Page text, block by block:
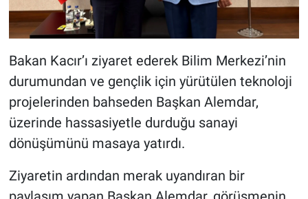
Bakan Kacır’ı ziyaret ederek Bilim Merkezi’nin
durumundan ve gençlik için yürütülen teknoloji
projelerinden bahseden Başkan Alemdar,
üzerinde hassasiyetle durduğu sanayi
dönüşümünü masaya yatırdı.
Ziyaretin ardından merak uyandıran bir